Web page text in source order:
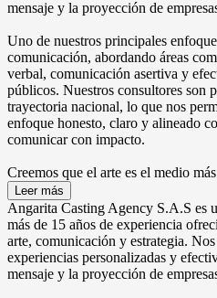
mensaje y la proyección de
Uno de nuestros principales
comunicación, abordando áreas
verbal, comunicación asertiva y
públicos. Nuestros consultores son
trayectoria nacional, lo que nos
enfoque honesto, claro y alineado
comunicar con impacto.
Creemos que el arte es el medio
Leer más
Angarita Casting Agency S.A.S es
más de 15 años de experiencia
arte, comunicación y estrategia.
experiencias personalizadas y
mensaje y la proyección de